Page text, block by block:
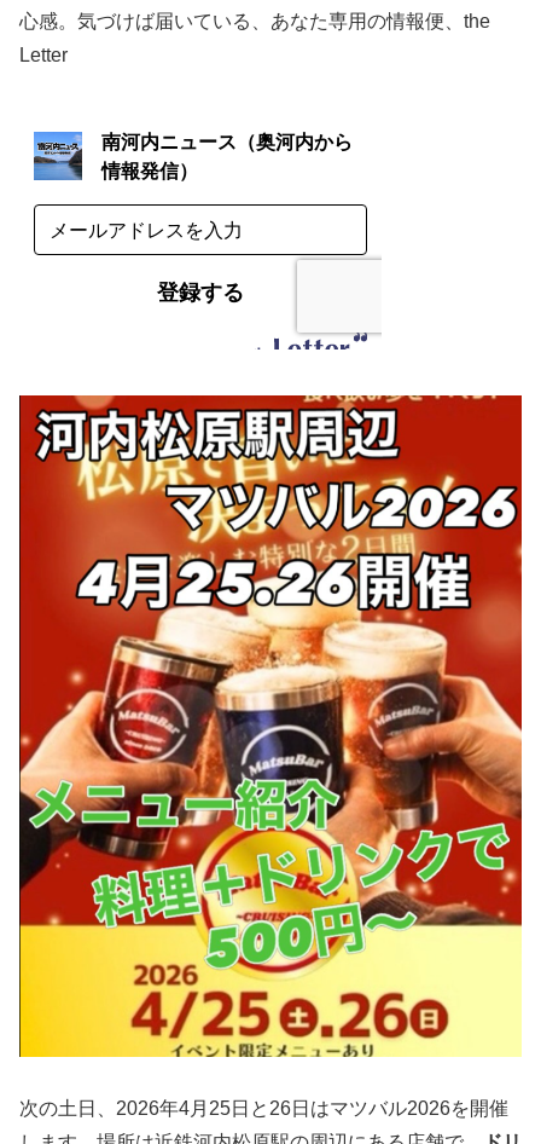
心感。気づけば届いている、あなた専用の情報便、the
Letter
次の土日、2026年4月25日と26日はマツバル2026を開催